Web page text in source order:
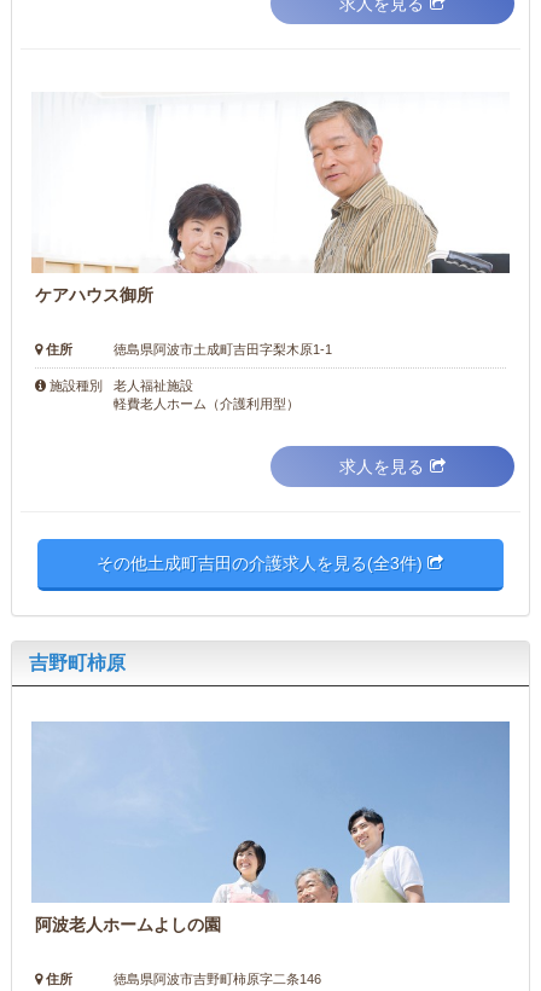
求人を見る
ケアハウス御所
住所 徳島県阿波市土成町吉田字梨木原1-1
施設種別
老人福祉施設
軽費老人ホーム（介護利用型）
求人を見る
その他土成町吉田の介護求人を見る(全3件)
吉野町柿原
阿波老人ホームよしの園
住所 徳島県阿波市吉野町柿原字二条146